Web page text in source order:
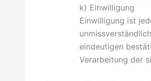
k) Einwilligung
Einwilligung ist
eindeutigen
Verarbeitung der